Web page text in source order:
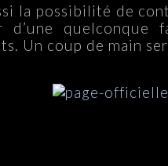
la possibilité de
d’une quelconque
Un coup de main